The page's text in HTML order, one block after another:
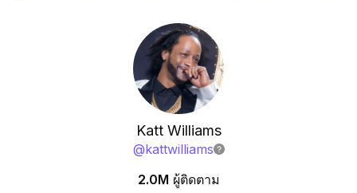
Katt Williams
@kattwilliams
2.0M ผู้ติดตาม